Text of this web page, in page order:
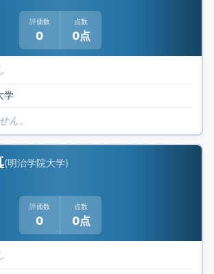
評価数
0
点数
0点
学
ん。
(明治学院大学)
評価数
0
点数
0点